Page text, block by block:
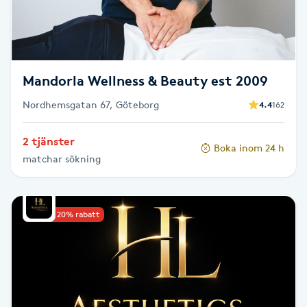
Face framing
Faceliftmassage
Fettreducering
Fibromassage
Mandorla Wellness & Beauty est 2009
Nordhemsgatan 67, Göteborg 4.4162
2 tjänster
matchar sökning
Boka inom 24 h
Upp till 20% rabatt